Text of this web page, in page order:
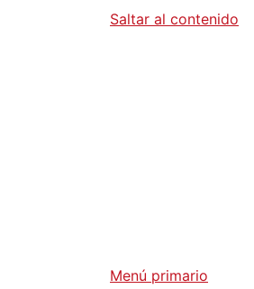
Saltar al contenido
Menú primario